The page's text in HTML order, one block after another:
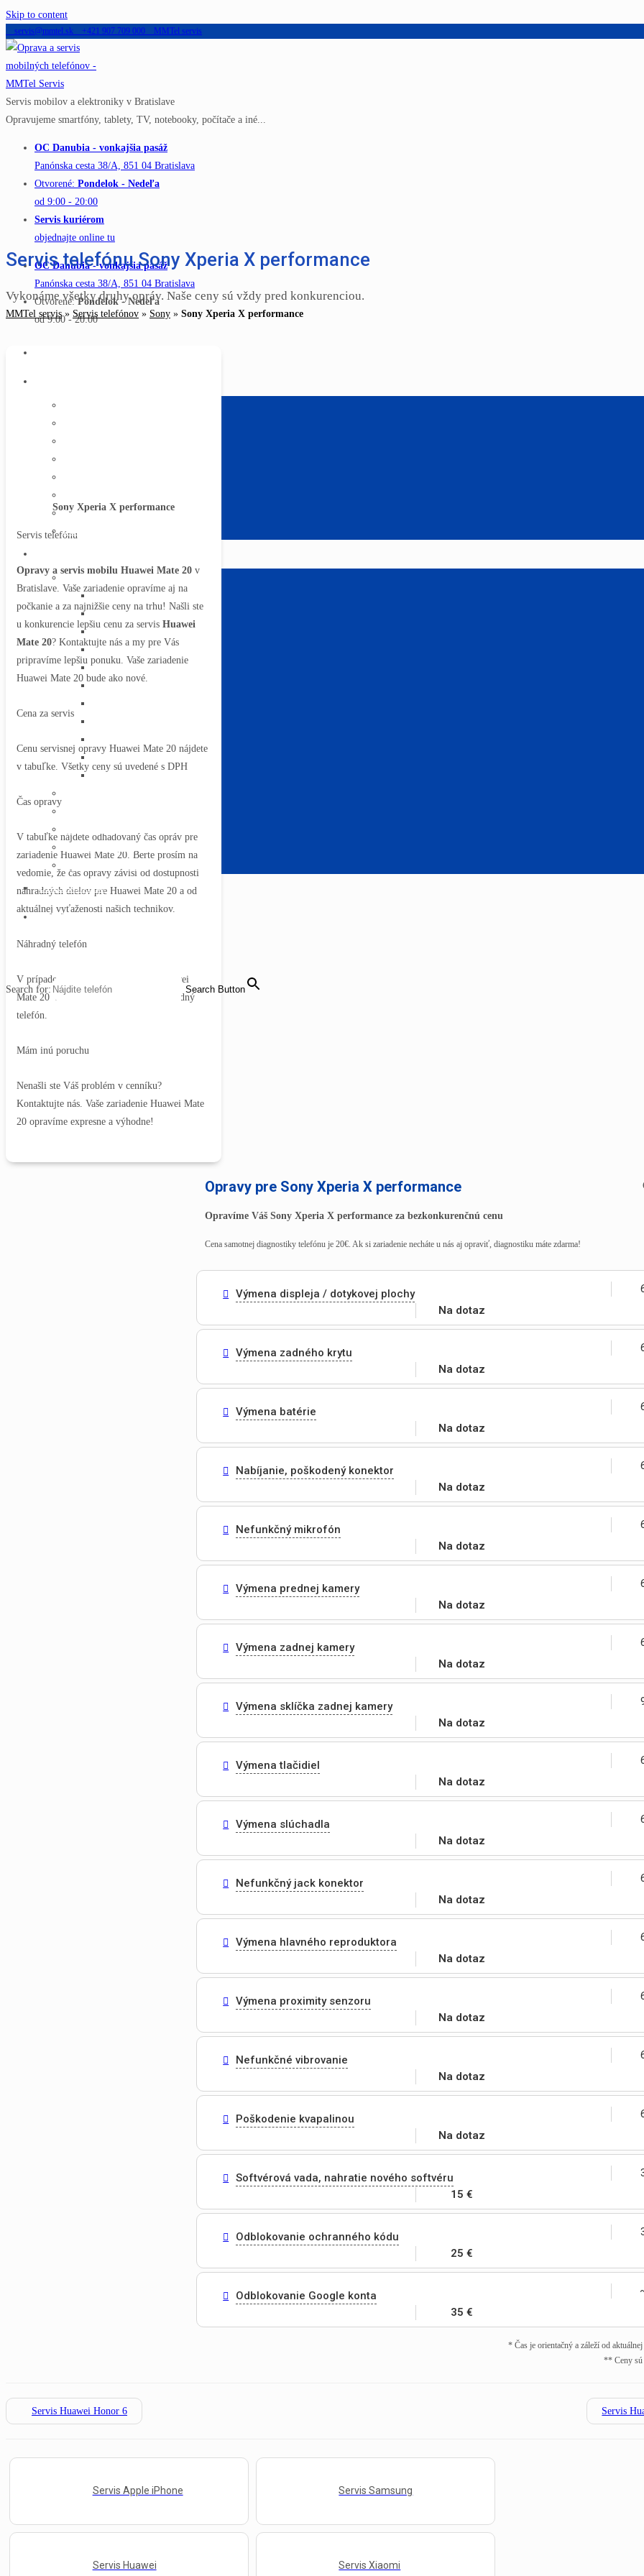
Skip to content
servis@mmtel.sk +421 907 709 000 MMTel servis
Servis mobilov a elektroniky v Bratislave
Opravujeme smartfóny, tablety, TV, notebooky, počítače a iné...
OC Danubia - vonkajšia pasáž
Panónska cesta 38/A, 851 04 Bratislava
Otvorené: Pondelok - Nedeľa
od 9:00 - 20:00
Servis kuriérom
objednajte online tu
OC Danubia - vonkajšia pasáž
Panónska cesta 38/A, 851 04 Bratislava
Otvorené:Pondelok - Nedeľa
od 9:00 - 20:00
Všetky značky
Servis kuriérom
Televízory Samsung
Televízory Sony
Televízory Panasonic
Televízory Phillips
DIAGNOSTIKA
KONTAKT
Search for: Search Button
Servis telefónu Sony Xperia X performance
Vykonáme všetky druhy opráv. Naše ceny sú vždy pred konkurenciou.
MMTel servis» Servis telefónov » Sony » Sony Xperia X performance
Sony Xperia X performance
Servis telefónu
Opravy a servis mobilu Huawei Mate 20 v
Bratislave. Vaše zariadenie opravíme aj na
počkanie a za najnižšie ceny na trhu! Našli ste
u konkurencie lepšiu cenu za servis Huawei
Mate 20? Kontaktujte nás a my pre Vás
pripravíme lepšiu ponuku. Vaše zariadenie
Huawei Mate 20 bude ako nové.
Cena za servis
Cenu servisnej opravy Huawei Mate 20 nájdete
v tabuľke. Všetky ceny sú uvedené s DPH
Čas opravy
V tabuľke nájdete odhadovaný čas opráv pre
zariadenie Huawei Mate 20. Berte prosím na
vedomie, že čas opravy závisí od dostupnosti
náhradných dielov pre Huawei Mate 20 a od
aktuálnej vyťaženosti našich technikov.
Náhradný telefón
V prípade dlhšieho trvania servisu Huawei
Mate 20 Vám môžeme zabezpečiť náhradný
telefón.
Mám inú poruchu
Nenašli ste Váš problém v cenníku?
Kontaktujte nás. Vaše zariadenie Huawei Mate
20 opravíme expresne a výhodne!
Opravy pre Sony Xperia X performance
Opravíme Váš Sony Xperia X performance za bezkonkurenčnú cenu
Cena samotnej diagnostiky telefónu je 20€. Ak si zariadenie necháte u nás aj opraviť, diagnostiku máte zdarma!
Výmena displeja / dotykovej plochy
Na dotaz
Výmena zadného krytu
Na dotaz
Výmena batérie
Na dotaz
Nabíjanie, poškodený konektor
Na dotaz
Nefunkčný mikrofón
Na dotaz
Výmena prednej kamery
Na dotaz
Výmena zadnej kamery
Na dotaz
Výmena sklíčka zadnej kamery
Na dotaz
Výmena tlačidiel
Na dotaz
Výmena slúchadla
Na dotaz
Nefunkčný jack konektor
Na dotaz
Výmena hlavného reproduktora
Na dotaz
Výmena proximity senzoru
Na dotaz
Nefunkčné vibrovanie
Na dotaz
Poškodenie kvapalinou
Na dotaz
Softvérová vada, nahratie nového softvéru
15 €
Odblokovanie ochranného kódu
25 €
Odblokovanie Google konta
35 €
* Čas je orientačný a záleží od
** Ceny sú
Servis Huawei Honor 6 Servis
Servis Apple iPhone Servis Samsung
Servis Huawei Servis Xiaomi